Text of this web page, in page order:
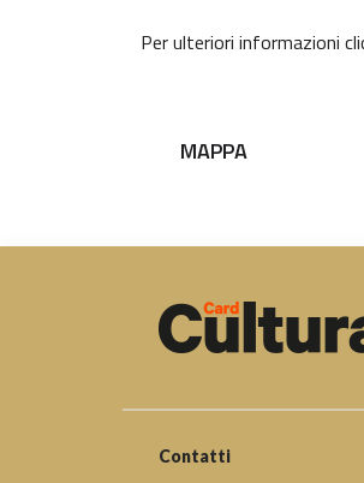
Per ulteriori informazioni
MAPPA
Contatti